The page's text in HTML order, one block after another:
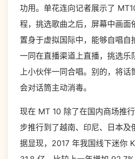
功用。单花连向记者展示了
程，挑选歌曲之后，屏幕中画面
置身于虚拟国际中，能够自唱自
一同在直播渠道上直播，挑选乐
上小伙伴一同合唱。别的，将话
会对话筒主动消毒。
现在 MT 10 除了在国内商场推
步推行到了越南、印尼、日本及
据显现， 2017 年我国线下迷你